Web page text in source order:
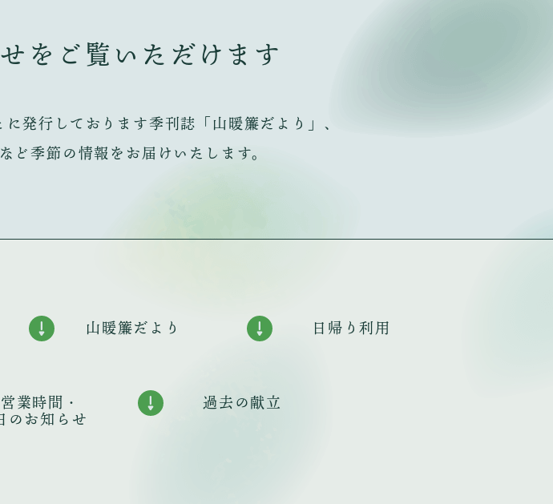
を ご覧いただけます
発行しております季刊誌「山暖簾だより」、
季節の情報をお届けいたします。
山暖簾だより 日帰り利用
業時間・
のお知らせ
過去の献立